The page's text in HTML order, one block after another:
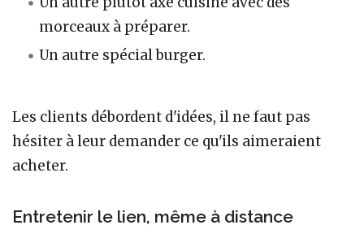
morceaux à préparer.
Un autre spécial burger.
Les clients débordent d'idées, il ne faut pas
hésiter à leur demander ce qu'ils aimeraient
acheter.
Entretenir le lien, même à distance